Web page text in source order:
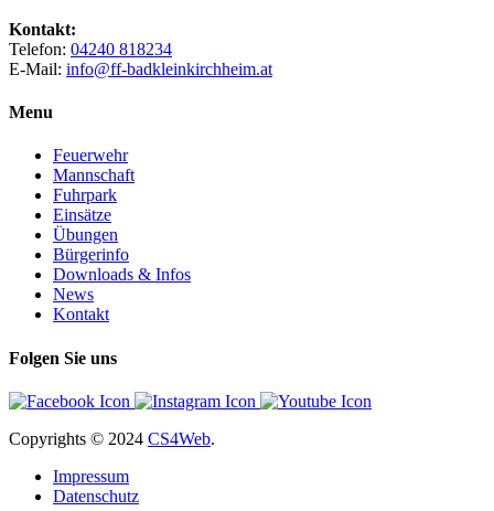
Kontakt:
Telefon: 04240 818234
E-Mail: info@ff-badkleinkirchheim.at
Menu
Feuerwehr
Mannschaft
Fuhrpark
Einsätze
Übungen
Bürgerinfo
Downloads & Infos
News
Kontakt
Folgen Sie uns
Copyrights © 2024 CS4Web.
Impressum
Datenschutz